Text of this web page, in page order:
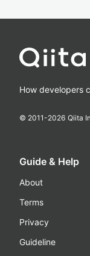
How developers
© 2011-2026 Qiita
Guide & Help
About
Terms
Privacy
Guideline